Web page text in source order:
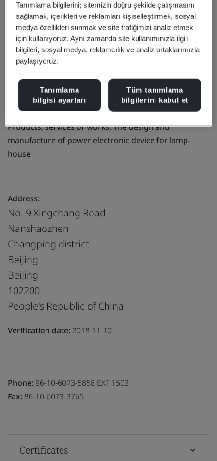
Fulham Electronic Co.,
Ltd.
Business scope:The design and manufacture of power
electronic device for lamp-house
Products, services or works:The design and
manufacture of power electronic device for lamp-
house
Address:
No. 9 Xingchang Road
Nanshaozhen
Changping district
BeiJing
BeiJing
102200
People's Republic of China
Verification date: 2018-11-10
Phone: 86-10-6073-5858 EXT 1503
Fax: 86-10-6073-3765
Certificates
Tanımlama bilgilerini; sitemizin doğru şekilde çalışmasını
sağlamak, içerikleri ve reklamları kişiselleştirmek, sosyal
medya özellikleri sunmak ve site trafiğimizi analiz etmek
için kullanıyoruz. Aynı zamanda site kullanımınızla ilgili
bilgileri; sosyal medya, reklamcılık ve analiz ortaklarımızla
paylaşıyoruz.
Tanımlama
bilgisi ayarları
Tüm tanımlama
bilgilerini kabul et